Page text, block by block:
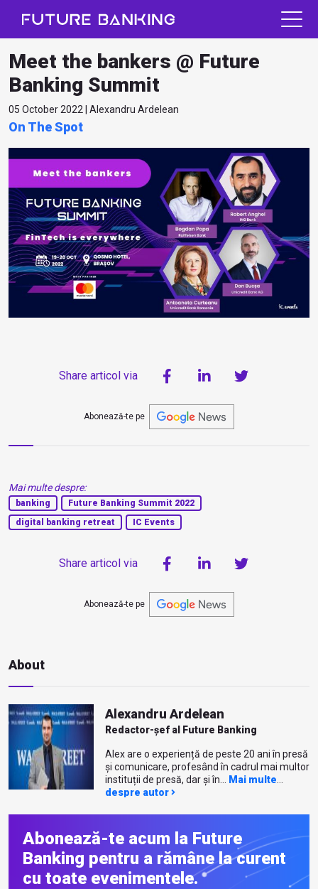
Meet the bankers @ Future
Banking Summit
05 October 2022 | Alexandru Ardelean
On The Spot
Share articol via
Abonează-te pe
Mai multe despre:
banking
Future Banking Summit 2022
digital banking retreat
IC Events
Share articol via
Abonează-te pe
About
Alexandru Ardelean
Redactor-șef al Future Banking
Alex are o experiență de peste 20 ani în presă
și comunicare, profesând în cadrul mai multor
instituții de presă, dar și în... Mai multe
despre autor
Abonează-te acum la Future
Banking pentru a rămâne la curent
cu toate evenimentele.